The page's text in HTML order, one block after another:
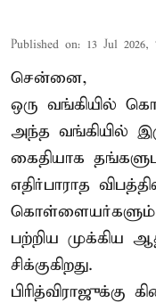
Published on: 13 Jul 2026,
சென்னை,
ஒரு வங்கியில்
அந்த வங்கியில்
கைதியாக
எதிர்பாராத
பற்றிய முக்கிய
சிக்குகிறது.
பிரித்விராஜுக்கு